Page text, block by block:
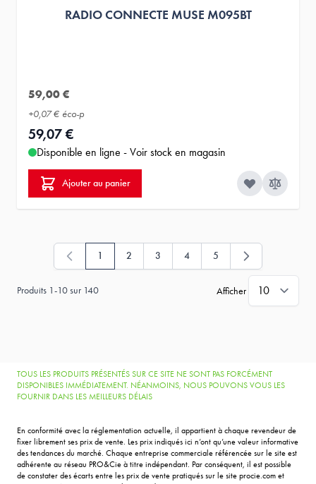
RADIO CONNECTE MUSE M095BT
59,00 €
+0,07 € éco-p
59,07 €
Disponible en ligne - Voir stock en magasin
Ajouter au panier
Produits 1-10sur 140
Vous lisez actuellement la page
1 Page
2 Page
3 Page
4 Page
5
Afficher
TOUS LES PRODUITS PRÉSENTÉS SUR CE SITE NE SONT PAS FORCÉMENT
DISPONIBLES IMMÉDIATEMENT. NÉANMOINS, NOUS POUVONS VOUS LES
FOURNIR DANS LES MEILLEURS DÉLAIS
En conformité avec la réglementation actuelle, il appartient à chaque revendeur de
fixer librement ses prix de vente. Les prix indiqués ici n’ont qu’une valeur informative
des tendances du marché. Chaque entreprise commerciale référencée sur le site est
adhérente au réseau PRO&Cie à titre indépendant. Par conséquent, il est possible
de constater des écarts entre les prix de vente pratiqués sur le site procie.com et